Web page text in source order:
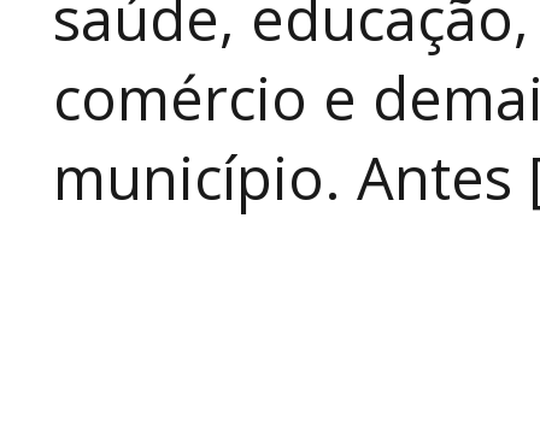
saúde,
comércio e
município.